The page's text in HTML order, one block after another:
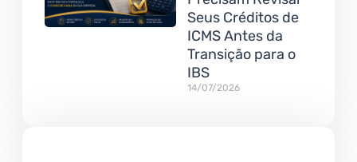
Seus Créditos de
ICMS Antes da
Transição para o
IBS
14/07/2026